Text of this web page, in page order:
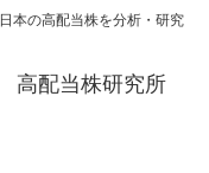
日本の高配当株を分析・研究
高配当株研究所